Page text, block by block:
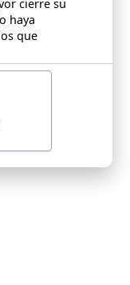
cierre su
haya
que